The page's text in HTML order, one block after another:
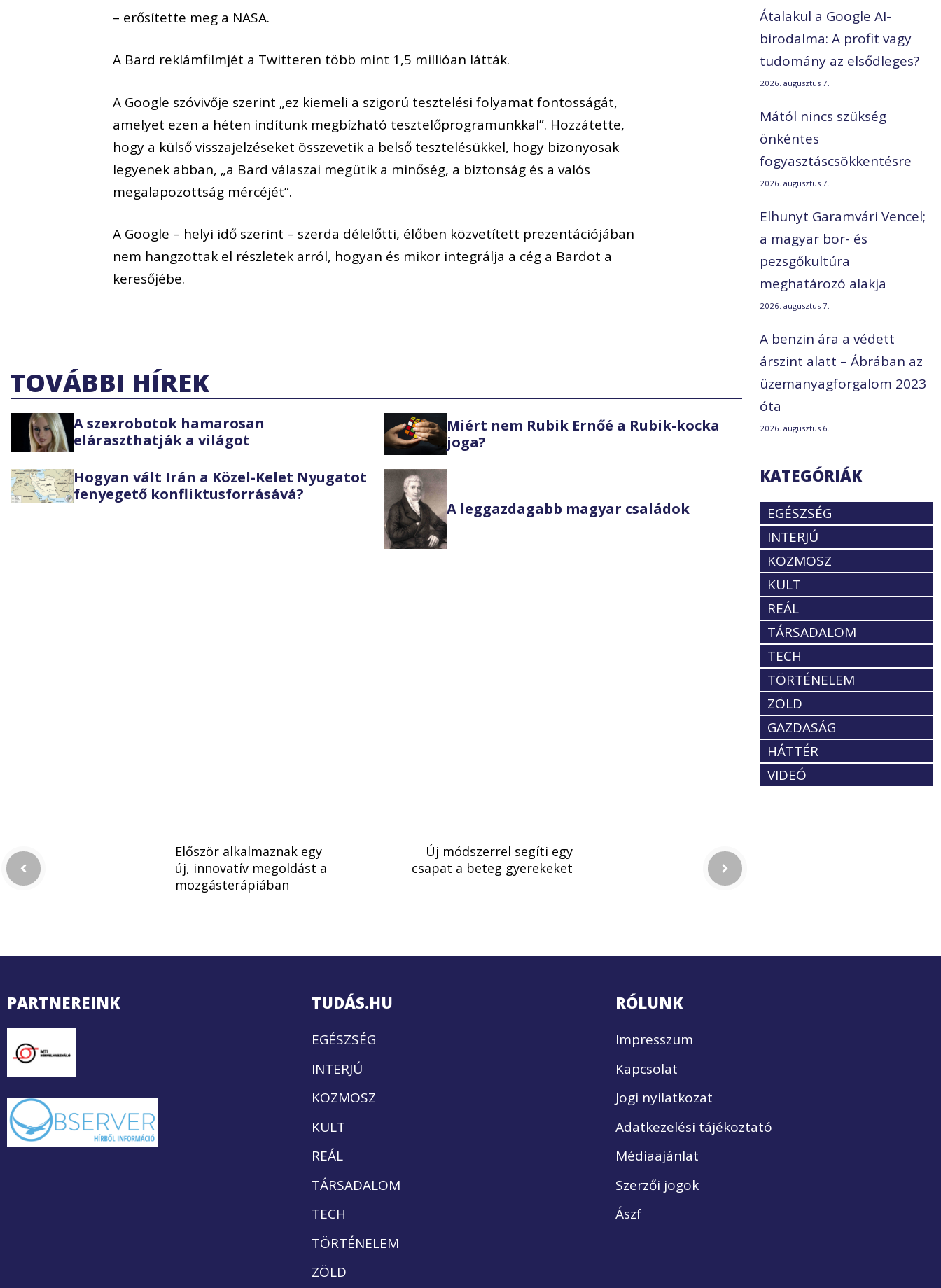
– erősítette meg a NASA.
A Bard reklámfilmjét a Twitteren több mint 1,5 millióan látták.
A Google szóvivője szerint „ez kiemeli a szigorú tesztelési folyamat fontosságát,
amelyet ezen a héten indítunk megbízható tesztelőprogramunkkal”. Hozzátette,
hogy a külső visszajelzéseket összevetik a belső tesztelésükkel, hogy bizonyosak
legyenek abban, „a Bard válaszai megütik a minőség, a biztonság és a valós
megalapozottság mércéjét”.
A Google – helyi idő szerint – szerda délelőtti, élőben közvetített prezentációjában
nem hangzottak el részletek arról, hogyan és mikor integrálja a cég a Bardot a
keresőjébe.
TOVÁBBI HÍREK
A szexrobotok hamarosan
eláraszthatják a világot
Miért nem Rubik Ernőé a Rubik-kocka
joga?
Hogyan vált Irán a Közel-Kelet Nyugatot
fenyegető konfliktusforrásává?
A leggazdagabb magyar családok
Átalakul a Google AI-
birodalma: A profit vagy
tudomány az elsődleges?
2026. augusztus 7.
Mától nincs szükség
önkéntes
fogyasztáscsökkentésre
2026. augusztus 7.
Elhunyt Garamvári Vencel;
a magyar bor- és
pezsgőkultúra
meghatározó alakja
2026. augusztus 7.
A benzin ára a védett
árszint alatt – Ábrában az
üzemanyagforgalom 2023
óta
2026. augusztus 6.
KATEGÓRIÁK
EGÉSZSÉG
INTERJÚ
KOZMOSZ
KULT
REÁL
TÁRSADALOM
TECH
TÖRTÉNELEM
ZÖLD
GAZDASÁG
HÁTTÉR
VIDEÓ
Először alkalmaznak egy
új, innovatív megoldást a
mozgásterápiában
Új módszerrel segíti egy
csapat a beteg gyerekeket
PARTNEREINK TUDÁS.HU
EGÉSZSÉG
INTERJÚ
KOZMOSZ
KULT
REÁL
TÁRSADALOM
TECH
TÖRTÉNELEM
ZÖLD
RÓLUNK
Impresszum
Kapcsolat
Jogi nyilatkozat
Adatkezelési tájékoztató
Médiaajánlat
Szerzői jogok
Ászf